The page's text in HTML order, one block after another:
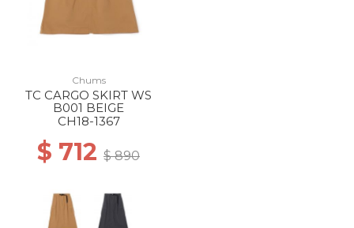
Chums
TC CARGO SKIRT WS
B001 BEIGE
CH18-1367
$ 712 $ 890